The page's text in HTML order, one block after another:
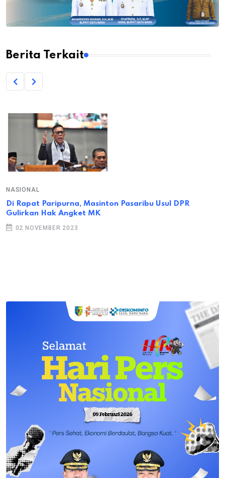
Berita Terkait
NASIONAL
Di Rapat Paripurna, Masinton Pasaribu Usul DPR
Gulirkan Hak Angket MK
02 NOVEMBER 2023